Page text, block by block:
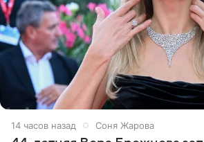
14 часов назад Соня Жарова